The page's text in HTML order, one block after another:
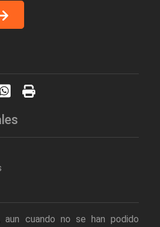
aun cuando no se han podido